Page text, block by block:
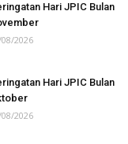
Hari JPIC Bulan
2026
Hari JPIC Bulan
2026